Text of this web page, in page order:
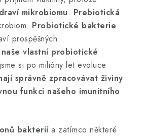
mikrobiomu. Prebiotická
Probiotické bakterie
prospěšných
vlastní probiotické
si po milióny let evoluce
správně zpracovávat živiny
funkci našeho imunitního
bakteriía zatímco některé